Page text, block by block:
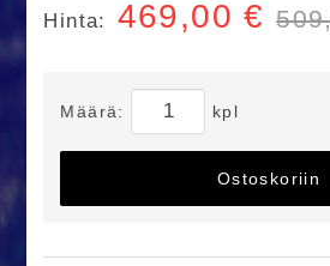
Hinta: 469,00€
Määrä: kpl
Ostoskoriin